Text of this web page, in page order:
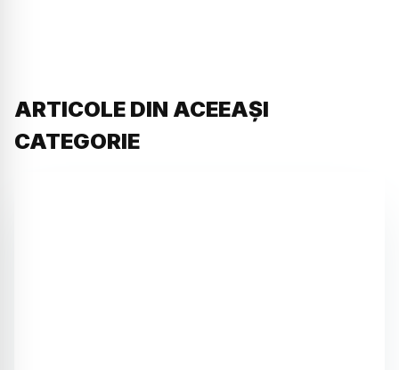
ARTICOLE DIN ACEEAȘI
CATEGORIE